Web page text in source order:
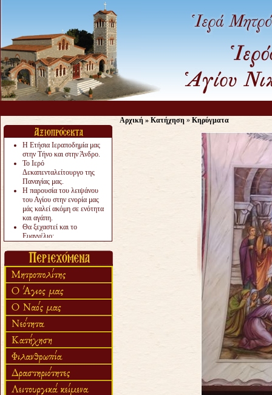
Η Ετήσια Ιεραποδημία μας
στην Τήνο και στην Άνδρο.
Το Ιερό
Δεκαπενταλείτουργο της
Παναγίας μας.
Η παρουσία του λειψάνου
του Αγίου στην ενορία μας
μάς καλεί ακόμη σε ενότητα
και αγάπη.
Θα ξεχαστεί και το
Ευαγγέλιο;
«πολύ αργά».
Ζητείται....
Αρχική » Κατήχηση » Κηρύγματα